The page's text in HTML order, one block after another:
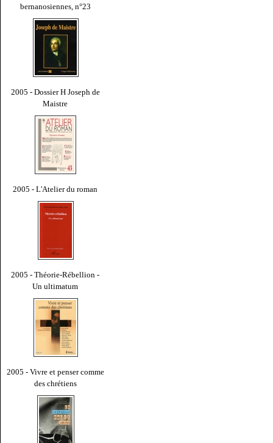
bernanosiennes, n°23
2005 - Dossier H Joseph de
Maistre
2005 - L'Atelier du roman
2005 - Théorie-Rébellion -
Un ultimatum
2005 - Vivre et penser comme
des chrétiens